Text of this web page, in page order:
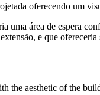
oferecendo um
área de espera
e que
aesthetic of the